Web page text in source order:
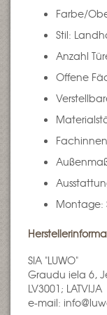
Farbe/
Stil:
Anzahl
Offene
Montage:
SIA "LUWO"
Graudu iela 6,
LV3001; LATVIJA
e-mail: